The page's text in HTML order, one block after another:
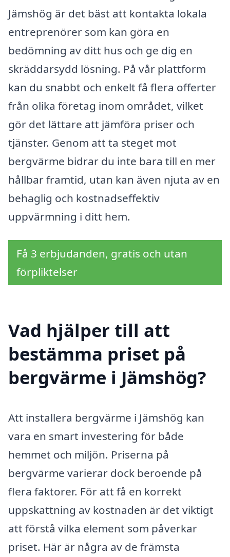
Jämshög är det bäst att kontakta lokala
entreprenörer som kan göra en
bedömning av ditt hus och ge dig en
skräddarsydd lösning. På vår plattform
kan du snabbt och enkelt få flera offerter
från olika företag inom området, vilket
gör det lättare att jämföra priser och
tjänster. Genom att ta steget mot
bergvärme bidrar du inte bara till en mer
hållbar framtid, utan kan även njuta av en
behaglig och kostnadseffektiv
uppvärmning i ditt hem.
Få 3 erbjudanden, gratis och utan
förpliktelser
Vad hjälper till att
bestämma priset på
bergvärme i Jämshög?
Att installera bergvärme i Jämshög kan
vara en smart investering för både
hemmet och miljön. Priserna på
bergvärme varierar dock beroende på
flera faktorer. För att få en korrekt
uppskattning av kostnaden är det viktigt
att förstå vilka element som påverkar
priset. Här är några av de främsta